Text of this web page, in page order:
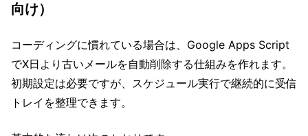
向け）
コーディングに慣れている場合は、Google Apps Script
でX日より古いメールを自動削除する仕組みを作れます。
初期設定は必要ですが、スケジュール実行で継続的に受信
トレイを整理できます。